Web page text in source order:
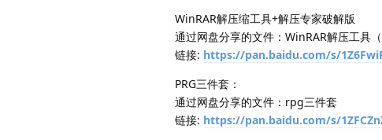
WinRAR解压缩工具+解压专家破解版
通过网盘分享的文件：WinRAR解压工具（
链接: https://pan.baidu.com/s/
PRG三件套：
通过网盘分享的文件：rpg三件套
链接: https://pan.baidu.com/s/